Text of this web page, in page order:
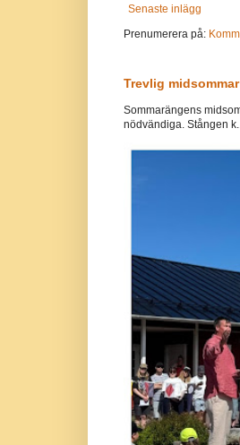
Senaste inlägg
Prenumerera på:
Trevlig
Sommarängens
nödvändiga. Stången